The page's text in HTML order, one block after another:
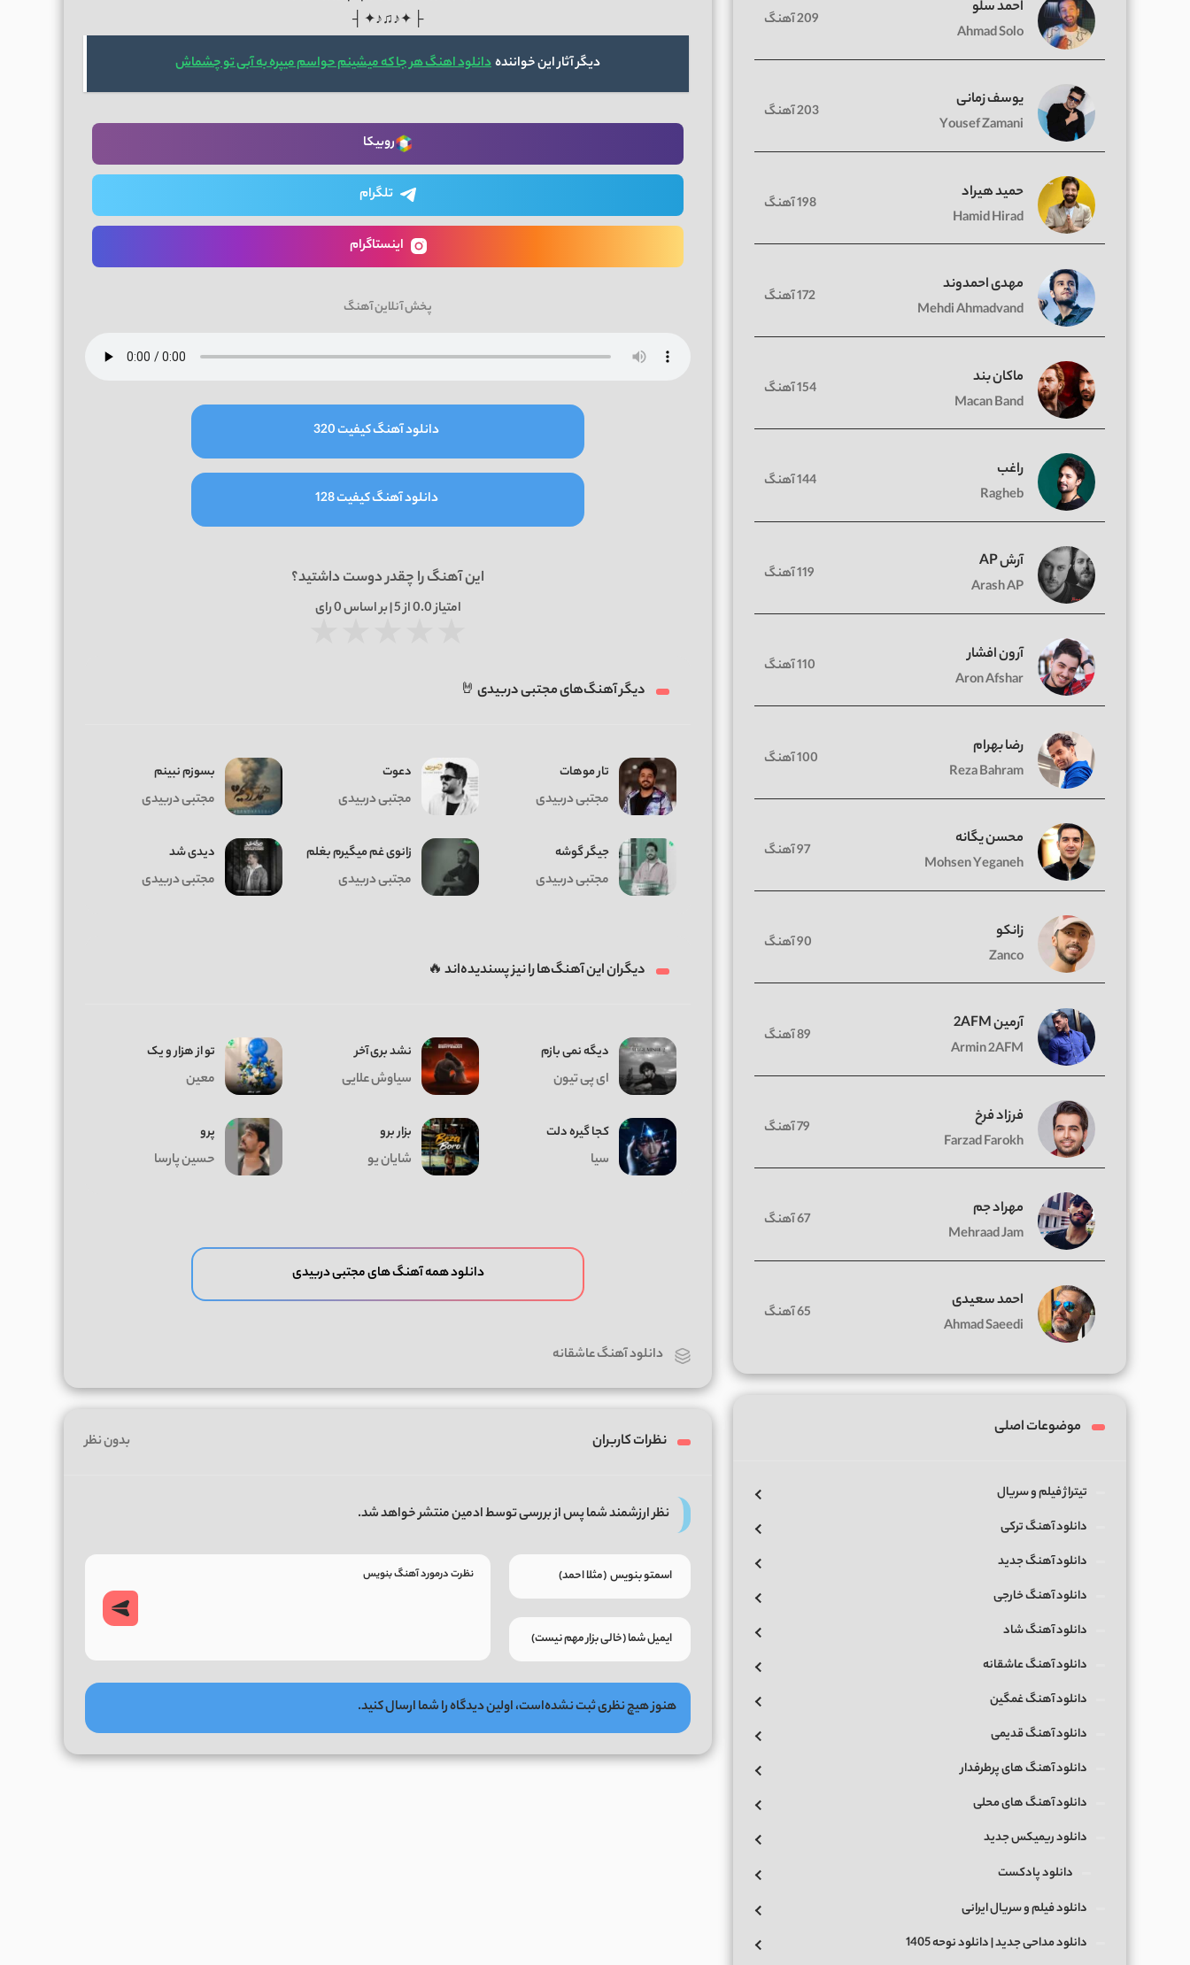
├ ✦♪♫♪✦ ┤
دیگر آثار این خوانندهدانلود اهنگ هر جا که میشینم حواسم میپره به آبی تو چشماش
روبیکا
تلگرام
اینستاگرام
پخش آنلاین آهنگ
دانلود آهنگ کیفیت 320
دانلود آهنگ کیفیت 128
این آهنگ را چقدر دوست داشتید؟
امتیاز0.0از 5 | بر اساس 0رای
دیگر آهنگ‌های مجتبی دربیدی 🤘
تار موهات
مجتبی دربیدی
دعوت
مجتبی دربیدی
بسوزم نبینم
مجتبی دربیدی
جیگر گوشه
مجتبی دربیدی
زانوی غم میگیرم بغلم
مجتبی دربیدی
دیدی شد
مجتبی دربیدی
دیگران این آهنگ‌ها را نیز پسندیده‌اند 🔥
دیگه نمی بازم
ای پی تیون
نشد بری آخر
سیاوش علایی
تو از هزار و یک
معین
کجا گیره دلت
سیا
بزار برو
شایان یو
پرو
حسین پارسا
دانلود همه آهنگ های مجتبی دربیدی
دانلود آهنگ عاشقانه
نظرات کاربران بدون نظر
نظر ارزشمند شما پس از بررسی توسط ادمین منتشر خواهد شد.
هنوز هیچ نظری ثبت نشده‌است، اولین دیدگاه را شما ارسال کنید.
احمد سلو
Ahmad Solo
209 آهنگ
یوسف زمانی
Yousef Zamani
203 آهنگ
حمید هیراد
Hamid Hirad
198 آهنگ
مهدی احمدوند
Mehdi Ahmadvand
172 آهنگ
ماکان بند
Macan Band
154 آهنگ
راغب
Ragheb
144 آهنگ
آرش AP
Arash AP
119 آهنگ
آرون افشار
Aron Afshar
110 آهنگ
رضا بهرام
Reza Bahram
100 آهنگ
محسن یگانه
Mohsen Yeganeh
97 آهنگ
زانکو
Zanco
90 آهنگ
آرمین 2AFM
Armin 2AFM
89 آهنگ
فرزاد فرخ
Farzad Farokh
79 آهنگ
مهراد جم
Mehraad Jam
67 آهنگ
احمد سعیدی
Ahmad Saeedi
65 آهنگ
موضوعات اصلی
تیتراژ فیلم و سریال
دانلود آهنگ ترکی
دانلود آهنگ جدید
دانلود آهنگ خارجی
دانلود آهنگ شاد
دانلود آهنگ عاشقانه
دانلود آهنگ غمگین
دانلود آهنگ قدیمی
دانلود آهنگ های پرطرفدار
دانلود آهنگ های محلی
دانلود ریمیکس جدید
دانلود پادکست
دانلود فیلم و سریال ایرانی
دانلود مداحی جدید | دانلود نوحه 1405